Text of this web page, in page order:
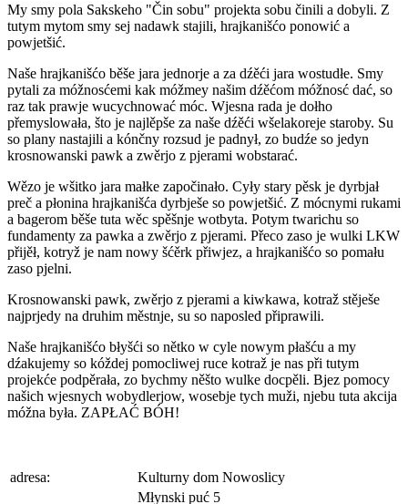
My smy pola Sakskeho "Čin sobu" projekta sobu činili a dobyli. Z
tutym mytom smy sej nadawk stajili, hrajkanišćo ponowić a
powjetšić.
Naše hrajkanišćo běše jara jednorje a za dźěći jara wostudłe. Smy
pytali za móžnosćemi kak móžmey našim dźěćom móžnosć dać, so
raz tak prawje wucychnować móc. Wjesna rada je dołho
přemyslowała, što je najlěpše za naše dźěći wšelakoreje staroby. Su
so plany nastajili a kónčny rozsud je padnył, zo budźe so jedyn
krosnowanski pawk a zwěrjo z pjerami wobstarać.
Wězo je wšitko jara małke započinało. Cyły stary pěsk je dyrbjał
preč a płonina hrajkanišća dyrbješe so powjetšić. Z mócnymi rukami
a bagerom běše tuta wěc spěšnje wotbyta. Potym twarichu so
fundamenty za pawka a zwěrjo z pjerami. Přeco zaso je wulki LKW
přijěł, kotryž je nam nowy šćěrk přiwjez, a hrajkanišćo so pomału
zaso pjelni.
Krosnowanski pawk, zwěrjo z pjerami a kiwkawa, kotraž stěješe
najprjedy na druhim městnje, su so naposled připrawili.
Naše hrajkanišćo błyšći so nětko w cyle nowym płašću a my
dźakujemy so kóždej pomocliwej ruce kotraž je nas při tutym
projekće podpěrała, zo bychmy něšto wulke docpěli. Bjez pomocy
našich wjesnych wobydlerjow, wosebje tych muži, njebu tuta akcija
móžna była. ZAPŁAĆ BÓH!
adresa:
Kulturny dom Nowoslicy
Młynski puć 5